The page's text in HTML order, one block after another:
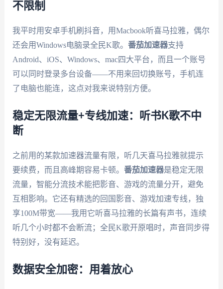
不限制
我平时用安卓手机刷抖音，用Macbook听喜马拉雅，偶尔
还会用Windows电脑录全民K歌。 番茄加速器支持
Android、iOS、Windows、mac四大平台，而且一个账号
可以同时登录多台设备——不用来回切换账号，手机连
了电脑也能连，这点对我来说特别方便。
稳定无限流量+专线加速：听书K歌不中
断
之前用的某款加速器流量有限，听几天喜马拉雅就提示
要续费，而且高峰期容易卡顿。 番茄加速器是稳定无限
流量，智能分流技术能把影音、游戏的流量分开，避免
互相影响。它还有精选的回国影音、游戏加速专线，独
享100M带宽——我用它听喜马拉雅的长篇有声书，连续
听几个小时都不会断流；全民K歌开原唱时，声音同步得
特别好，没有延迟。
数据安全加密：用着放心